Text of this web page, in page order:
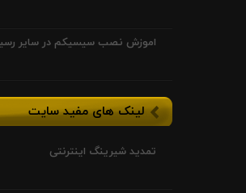
اموزش نصب سیسیکم در سایر
لینک های مفید سایت
تمدید شیرینگ اینترنتی